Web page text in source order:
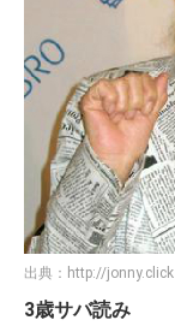
出典： http://jonny.click
3歳サバ読み